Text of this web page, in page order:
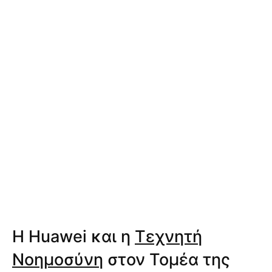
Η Huawei και η Τεχνητή
Νοημοσύνη στον Τομέα της